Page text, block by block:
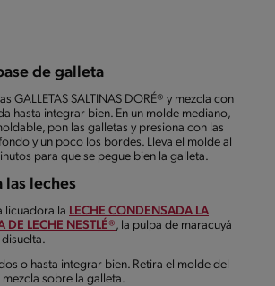
de galleta
GALLETAS SALTINAS DORÉ® y mezcla con
hasta integrar bien. En un molde mediano,
pon las galletas y presiona con las
y un poco los bordes. Lleva el molde al
para que se pegue bien la galleta.
las leches
licuadora la LECHE CONDENSADA LA
DE LECHE NESTLÉ®, la pulpa de maracuyá
o hasta integrar bien. Retira el molde del
sobre la galleta.